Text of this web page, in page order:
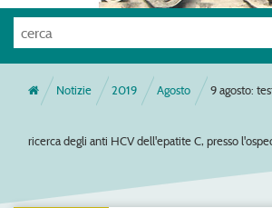
Notizie 2019 Agosto 9 agosto:
ricerca degli anti HCV dell'epatite C, presso